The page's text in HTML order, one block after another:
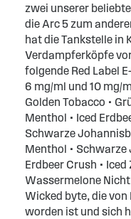
zwei unserer
die Arc 5 zum
hat die Tankstelle in
Verdampferköpfe
folgende Red Label
6 mg/ml und 10 mg/
Golden Tobacco •
Menthol • Iced
Schwarze
Menthol • Schwarze
Erdbeer Crush •
Wassermelone
Wicked byte, die
worden ist und sich